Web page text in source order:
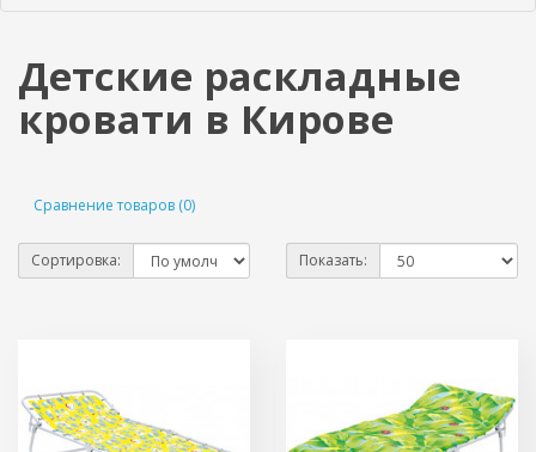
Детские раскладные
кровати в Кирове
Сравнение товаров (0)
Сортировка: Показать: